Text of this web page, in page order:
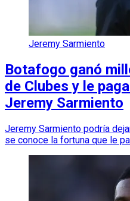
Jeremy Sarmiento
Botafogo ganó
de Clubes y le
Jeremy Sarmiento
Jeremy Sarmiento podría
se conoce la fortuna que le